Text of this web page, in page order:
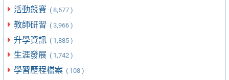
活動競賽 ( 8,677 )
教師研習 ( 3,966 )
升學資訊 ( 1,885 )
生涯發展 ( 1,742 )
學習歷程檔案 ( 108 )